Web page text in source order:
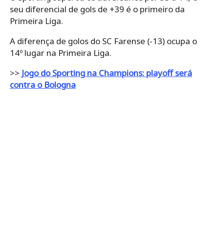
seu diferencial de gols de +39 é o primeiro da
Primeira Liga.
A diferença de golos do SC Farense (-13) ocupa o
14º lugar na Primeira Liga.
>> Jogo do Sporting na Champions: playoff será
contra o Bologna